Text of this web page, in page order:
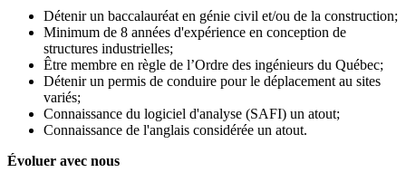
Détenir un baccalauréat en génie civil et/ou de la construction;
Minimum de 8 années d'expérience en conception de
structures industrielles;
Être membre en règle de l’Ordre des ingénieurs du Québec;
Détenir un permis de conduire pour le déplacement au sites
variés;
Connaissance du logiciel d'analyse (SAFI) un atout;
Connaissance de l'anglais considérée un atout.
Évoluer avec nous